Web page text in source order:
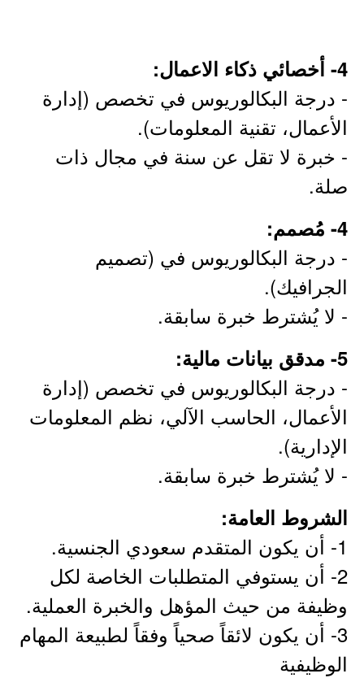
4- أخصائي ذكاء الاعمال:
- درجة البكالوريوس في تخصص (إدارة
الأعمال، تقنية المعلومات).
- خبرة لا تقل عن سنة في مجال ذات
صلة.
4- مُصمم:
- درجة البكالوريوس في (تصميم
الجرافيك).
- لا يُشترط خبرة سابقة.
5- مدقق بيانات مالية:
- درجة البكالوريوس في تخصص (إدارة
الأعمال، الحاسب الآلي، نظم المعلومات
الإدارية).
- لا يُشترط خبرة سابقة.
الشروط العامة:
1- أن يكون المتقدم سعودي الجنسية.
2- أن يستوفي المتطلبات الخاصة لكل
وظيفة من حيث المؤهل والخبرة العملية.
3- أن يكون لائقاً صحياً وفقاً لطبيعة المهام
الوظيفية